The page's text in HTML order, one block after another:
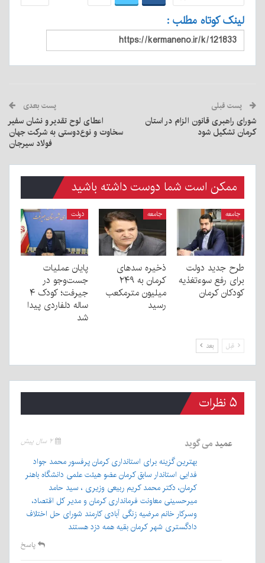
لینک کوتاه مطلب :
پست قبلی
شورای راهبری قانون الزام در استان
کرمان تشکیل شود
پست بعدی
اعطای لوح تقدیر و نشان سفیر
سخاوت و نوع‌دوستی به شرکت جهان
فولاد سیرجان
ممکن است شما دوست داشته باشید
جامعه
طرح جدید دولت
برای رفع سوءتغذیه
کودکان کرمان
جامعه
ذخیره سدهای
کرمان به ۲۴۹
میلیون مترمکعب
رسید
دولت
پایان عملیات
جست‌وجو در
جیرفت؛ کودک ۴
ساله دلفاردی پیدا
شد
قبل بعد
۵ نظرات
عمید می گوید ۲ سال پیش
بهترین گزینه برای استانداری کرمان پرفسور محمد جواد
فدایی استاندار سابق کرمان عضو هیئت علمی دانشگاه باهنر
کرمان، دکتر محمد کریم ربیعی وزیری ، سید حامد
میرحسینی معاونت فرمانداری کرمان و مدیر کل اقتصاد،
وسرکار خانم مرضیه زنگی آبادی کارمند شورای حل اختلاف
دادگستری شهر کرمان بقیه همه دزد هستند
پاسخ